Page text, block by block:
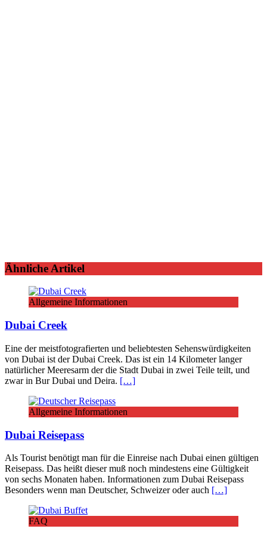
Ähnliche Artikel
Allgemeine Informationen
Dubai Creek
Eine der meistfotografierten und beliebtesten Sehenswürdigkeiten
von Dubai ist der Dubai Creek. Das ist ein 14 Kilometer langer
natürlicher Meeresarm der die Stadt Dubai in zwei Teile teilt, und
zwar in Bur Dubai und Deira. […]
Allgemeine Informationen
Dubai Reisepass
Als Tourist benötigt man für die Einreise nach Dubai einen gültigen
Reisepass. Das heißt dieser muß noch mindestens eine Gültigkeit
von sechs Monaten haben. Informationen zum Dubai Reisepass
Besonders wenn man Deutscher, Schweizer oder auch […]
FAQ